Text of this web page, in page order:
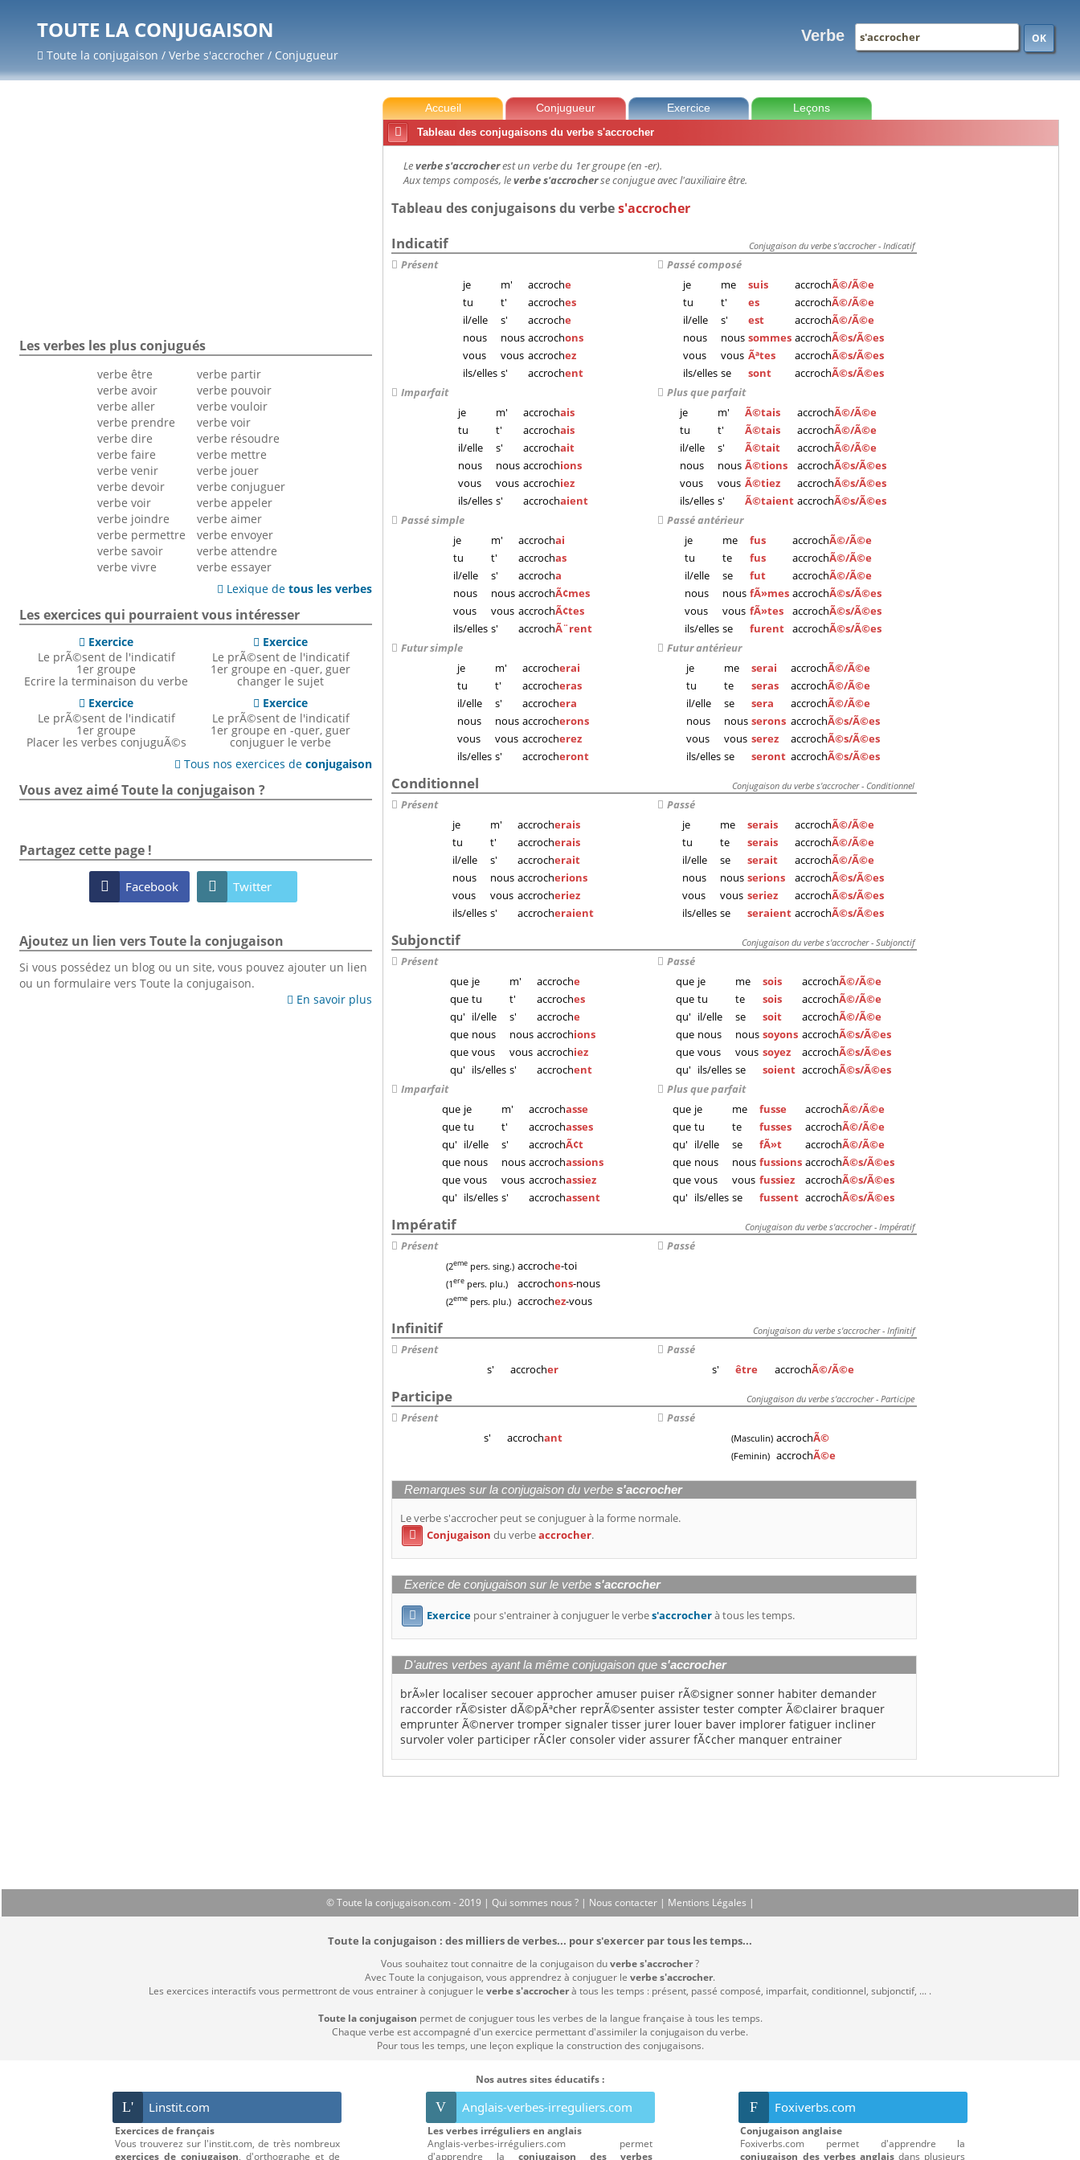
TOUTE LA CONJUGAISON
Toute la conjugaison / Verbe s'accrocher / Conjugueur
Verbe OK
Accueil Conjugueur Exercice
Leçons

Tableau des conjugaisons du verbe s'accrocher
Leverbe s'accrocherest un verbe du 1er groupe (en -er).
Aux temps composés, leverbe s'accrocherse conjugue avec l'auxiliaire être.
Tableau des conjugaisons du verbes'accrocher
Conjugaison du verbe s'accrocher - Indicatif
Indicatif
Présent
je
m' accroche
tu
t' accroches
il/elle
s' accroche
nous
nous accrochons
vous
vous accrochez
ils/elles s' accrochent
Passé composé
je
me suis accrochÃ©/Ã©e
tu
t' es accrochÃ©/Ã©e
il/elle
s' est accrochÃ©/Ã©e
nous
nous sommes accrochÃ©s/Ã©es
vous
vous Ãªtes accrochÃ©s/Ã©es
ils/elles se sont accrochÃ©s/Ã©es
Imparfait
je
m' accrochais
tu
t' accrochais
il/elle
s' accrochait
nous
nous accrochions
vous
vous accrochiez
ils/elles s' accrochaient
Plus que parfait
je
m' Ã©tais accrochÃ©/Ã©e
tu
t' Ã©tais accrochÃ©/Ã©e
il/elle
s' Ã©tait accrochÃ©/Ã©e
nous
nous Ã©tions accrochÃ©s/Ã©es
vous
vous Ã©tiez accrochÃ©s/Ã©es
ils/elles s' Ã©taient accrochÃ©s/Ã©es
Passé simple
je
m' accrochai
tu
t' accrochas
il/elle
s' accrocha
nous
nous accrochÃ¢mes
vous
vous accrochÃ¢tes
ils/elles s' accrochÃ¨rent
Passé antérieur
je
me fus accrochÃ©/Ã©e
tu
te fus accrochÃ©/Ã©e
il/elle
se fut accrochÃ©/Ã©e
nous
nous fÃ»mes accrochÃ©s/Ã©es
vous
vous fÃ»tes accrochÃ©s/Ã©es
ils/elles se furent accrochÃ©s/Ã©es
Futur simple
je
m' accrocherai
tu
t' accrocheras
il/elle
s' accrochera
nous
nous accrocherons
vous
vous accrocherez
ils/elles s' accrocheront
Futur antérieur
je
me serai accrochÃ©/Ã©e
tu
te seras accrochÃ©/Ã©e
il/elle
se sera accrochÃ©/Ã©e
nous
nous serons accrochÃ©s/Ã©es
vous
vous serez accrochÃ©s/Ã©es
ils/elles se seront accrochÃ©s/Ã©es
Conjugaison du verbe s'accrocher - Conditionnel
Conditionnel
Présent
je
m' accrocherais
tu
t' accrocherais
il/elle
s' accrocherait
nous
nous accrocherions
vous
vous accrocheriez
ils/elles s' accrocheraient
Passé
je
me serais accrochÃ©/Ã©e
tu
te serais accrochÃ©/Ã©e
il/elle
se serait accrochÃ©/Ã©e
nous
nous serions accrochÃ©s/Ã©es
vous
vous seriez accrochÃ©s/Ã©es
ils/elles se seraient accrochÃ©s/Ã©es
Conjugaison du verbe s'accrocher - Subjonctif
Subjonctif
Présent
que je m' accroche
que tu t' accroches
qu' il/elle s' accroche
que nous nous accrochions
que vous vous accrochiez
qu' ils/elles s' accrochent
Passé
que je me sois accrochÃ©/Ã©e
que tu te sois accrochÃ©/Ã©e
qu' il/elle se soit accrochÃ©/Ã©e
que nous nous soyons accrochÃ©s/Ã©es
que vous vous soyez accrochÃ©s/Ã©es
qu' ils/elles se soient accrochÃ©s/Ã©es
Imparfait
que je m' accrochasse
que tu t' accrochasses
qu' il/elle s' accrochÃ¢t
que nous nous accrochassions
que vous vous accrochassiez
qu' ils/elles s' accrochassent
Plus que parfait
que je me fusse accrochÃ©/Ã©e
que tu te fusses accrochÃ©/Ã©e
qu' il/elle se fÃ»t accrochÃ©/Ã©e
que nous nous fussions accrochÃ©s/Ã©es
que vous vous fussiez accrochÃ©s/Ã©es
qu' ils/elles se fussent accrochÃ©s/Ã©es
Conjugaison du verbe s'accrocher - Impératif
Impératif
Présent
(2emepers. sing.) accroche-toi
(1erepers. plu.) accrochons-nous
(2emepers. plu.) accrochez-vous
Passé
Conjugaison du verbe s'accrocher - Infinitif
Infinitif
Présent
s'
accrocher
Passé
s'
être accrochÃ©/Ã©e
Conjugaison du verbe s'accrocher - Participe
Participe
Présent
s'
accrochant
Passé
(Masculin) accrochÃ©
(Feminin) accrochÃ©e
Remarques sur la conjugaison du verbes'accrocher
Le verbe s'accrocher peut se conjuguer à la forme normale.
 Conjugaison du verbeaccrocher.
Exerice de conjugaison sur le verbes'accrocher
 Exercice pour s'entrainer à conjuguer le verbes'accrocherà tous les temps.
D'autres verbes ayant la même conjugaison ques'accrocher
brÃ»ler localiser secouer approcher amuser puiser rÃ©signer sonner habiter demander
raccorder rÃ©sister dÃ©pÃªcher reprÃ©senter assister tester compter Ã©clairer braquer
emprunter Ã©nerver tromper signaler tisser jurer louer baver implorer fatiguer incliner
survoler voler participer rÃ¢ler consoler vider assurer fÃ¢cher manquer entrainer
Les verbes les plus conjugués
verbe être
verbe avoir
verbe aller
verbe prendre
verbe dire
verbe faire
verbe venir
verbe devoir
verbe voir
verbe joindre
verbe permettre
verbe savoir
verbe vivre
verbe partir
verbe pouvoir
verbe vouloir
verbe voir
verbe résoudre
verbe mettre
verbe jouer
verbe conjuguer
verbe appeler
verbe aimer
verbe envoyer
verbe attendre
verbe essayer
 Lexique detous les verbes
Les exercices qui pourraient vous intéresser
 Exercice
Le prÃ©sent de l'indicatif
1er groupe
Ecrire la terminaison du verbe
 Exercice
Le prÃ©sent de l'indicatif
1er groupe en -quer, guer
changer le sujet
 Exercice
Le prÃ©sent de l'indicatif
1er groupe
Placer les verbes conjuguÃ©s
 Exercice
Le prÃ©sent de l'indicatif
1er groupe en -quer, guer
conjuguer le verbe
 Tous nos exercices deconjugaison
Vous avez aimé Toute la conjugaison ?
Partagez cette page !
 Facebook  Twitter
Ajoutez un lien vers Toute la conjugaison
Si vous possédez un blog ou un site, vous pouvez ajouter un lien
ou un formulaire vers Toute la conjugaison.
 En savoir plus
© Toute la conjugaison.com - 2019 | Qui sommes nous ? | Nous contacter | Mentions Légales |
Toute la conjugaison : des milliers de verbes... pour s'exercer par tous les temps...
Vous souhaitez tout connaitre de la conjugaison duverbe s'accrocher?
Avec Toute la conjugaison, vous apprendrez à conjuguer le verbe s'accrocher.
Les exercices interactifs vous permettront de vous entrainer à conjuguer le verbe s'accrocherà tous les temps : présent, passé composé, imparfait, conditionnel, subjonctif, ... .
Toute la conjugaison permet de conjuguer tous les verbes de la langue française à tous les temps.
Chaque verbe est accompagné d'un exercice permettant d'assimiler la conjugaison du verbe.
Pour tous les temps, une leçon explique la construction des conjugaisons.
Nos autres sites éducatifs :
L' Linstit.com
Exercices de français
Vous trouverez sur l'instit.com, de très nombreux
exercices de conjugaison, d'orthographe et de
V Anglais-verbes-irreguliers.com
Les verbes irréguliers en anglais
Anglais-verbes-irréguliers.com permet
d'apprendre la conjugaison des verbes
F Foxiverbs.com
Conjugaison anglaise
Foxiverbs.com permet d'apprendre la
conjugaison des verbes anglaisdans plusieurs